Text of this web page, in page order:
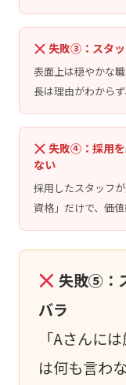
失敗③：スタ
表面上は穏やかな
長は理由がわからず
失敗④：採用
ない
採用したスタッフ
資格」だけで、価
失敗⑤：
バラ
「Aさんに
は何も言わ